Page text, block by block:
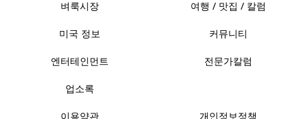
벼룩시장 여행 / 맛집 / 칼럼
미국 정보 커뮤니티
엔터테인먼트 전문가칼럼
업소록